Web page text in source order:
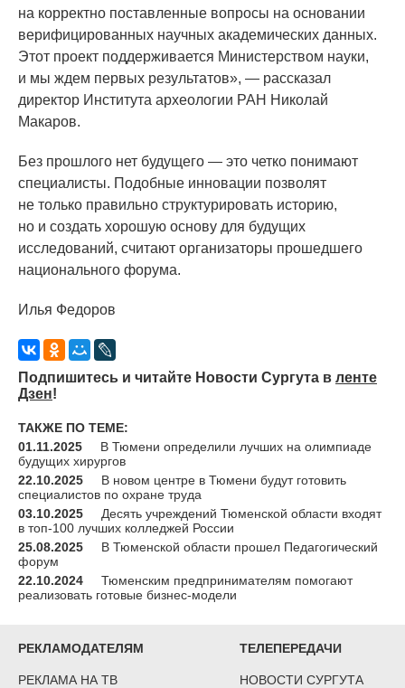
на корректно поставленные вопросы на основании
верифицированных научных академических данных.
Этот проект поддерживается Министерством науки,
и мы ждем первых результатов», — рассказал
директор Института археологии РАН Николай
Макаров.
Без прошлого нет будущего — это четко понимают
специалисты. Подобные инновации позволят
не только правильно структурировать историю,
но и создать хорошую основу для будущих
исследований, считают организаторы прошедшего
национального форума.
Илья Федоров
Подпишитесь и читайте Новости Сургута в ленте
Дзен!
ТАКЖЕ ПО ТЕМЕ:
01.11.2025
В Тюмени определили лучших на олимпиаде
будущих хирургов
22.10.2025
В новом центре в Тюмени будут готовить
специалистов по охране труда
03.10.2025
Десять учреждений Тюменской области входят
в топ-100 лучших колледжей России
25.08.2025
В Тюменской области прошел Педагогический
форум
22.10.2024
Тюменским предпринимателям помогают
реализовать готовые бизнес-модели
РЕКЛАМОДАТЕЛЯМ
РЕКЛАМА НА ТВ
ТЕЛЕПЕРЕДАЧИ
НОВОСТИ СУРГУТА